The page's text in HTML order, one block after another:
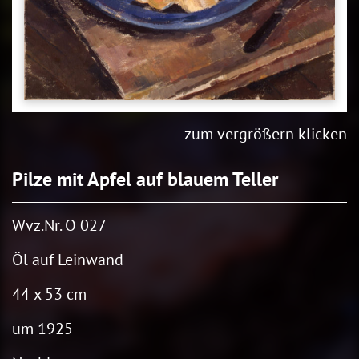
zum vergrößern klicken
Pilze mit Apfel auf blauem Teller
Wvz.Nr. O 027
Öl auf Leinwand
44 x 53 cm
um 1925